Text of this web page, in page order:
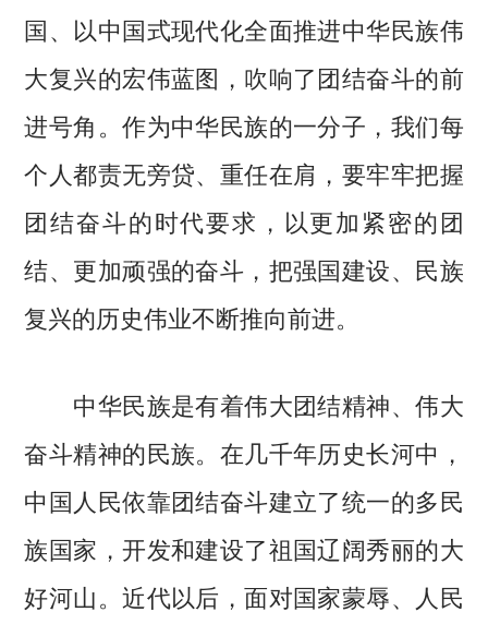
国、以中国式现代化全面推进中华民族伟
大复兴的宏伟蓝图，吹响了团结奋斗的前
进号角。作为中华民族的一分子，我们每
个人都责无旁贷、重任在肩，要牢牢把握
团结奋斗的时代要求，以更加紧密的团
结、更加顽强的奋斗，把强国建设、民族
复兴的历史伟业不断推向前进。
中华民族是有着伟大团结精神、伟大
奋斗精神的民族。在几千年历史长河中，
中国人民依靠团结奋斗建立了统一的多民
族国家，开发和建设了祖国辽阔秀丽的大
好河山。近代以后，面对国家蒙辱、人民